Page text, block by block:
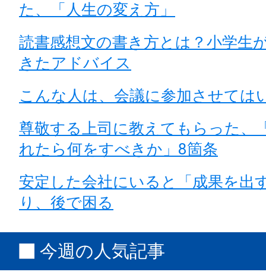
た、「人生の変え方」
読書感想文の書き方とは？小学生
きたアドバイス
こんな人は、会議に参加させては
尊敬する上司に教えてもらった、
れたら何をすべきか」8箇条
安定した会社にいると「成果を出
り、後で困る
今週の人気記事